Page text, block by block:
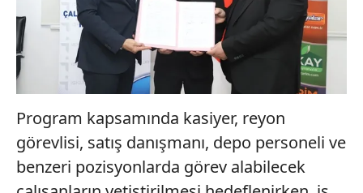
Program kapsamında kasiyer, reyon
görevlisi, satış danışmanı, depo personeli ve
benzeri pozisyonlarda görev alabilecek